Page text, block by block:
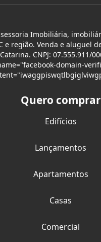
Imobiliária,
e região. Venda e aluguel
CNPJ: 07.555.911/
domain-
Quero comprar
Edifícios
Lançamentos
Apartamentos
Casas
Comercial